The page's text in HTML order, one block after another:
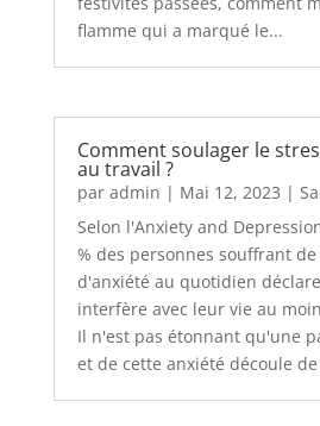
flamme qui a marqué le...
Comment soulager le
au travail ?
par admin | Mai 12, 2023 |
Selon l'Anxiety and
% des personnes souffrant
d'anxiété au quotidien
interfère avec leur vie au
Il n'est pas étonnant qu'une
et de cette anxiété découle